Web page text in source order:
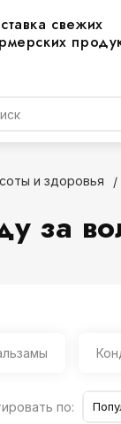
свежих
и здоровья
за
по: